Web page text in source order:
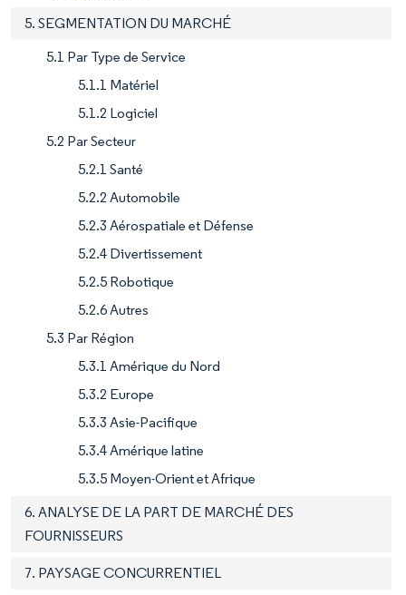
5. SEGMENTATION DU MARCHÉ
5.1 Par Type de Service
5.1.1 Matériel
5.1.2 Logiciel
5.2 Par Secteur
5.2.1 Santé
5.2.2 Automobile
5.2.3 Aérospatiale et Défense
5.2.4 Divertissement
5.2.5 Robotique
5.2.6 Autres
5.3 Par Région
5.3.1 Amérique du Nord
5.3.2 Europe
5.3.3 Asie-Pacifique
5.3.4 Amérique latine
5.3.5 Moyen-Orient et Afrique
6. ANALYSE DE LA PART DE MARCHÉ DES
FOURNISSEURS
7. PAYSAGE CONCURRENTIEL